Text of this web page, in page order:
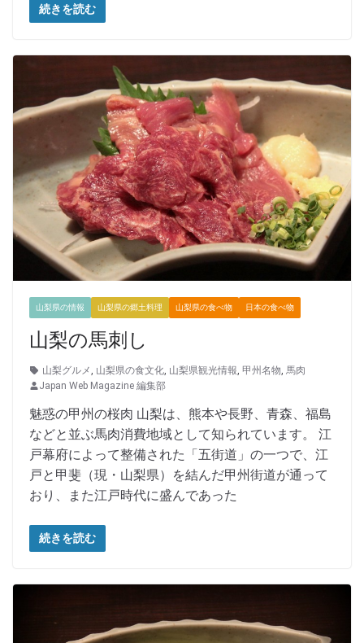
続きを読む
山梨県の情報 山梨県の郷土料理 山梨県の食べ物 日本の食べ物
山梨の馬刺し
山梨グルメ 山梨県の食文化 山梨県観光情報 甲州名物 馬肉
Japan Web Magazine 編集部
魅惑の甲州の桜肉 山梨は、熊本や長野、青森、福島
などと並ぶ馬肉消費地域として知られています。 江
戸幕府によって整備された「五街道」の一つで、江
戸と甲斐（現・山梨県）を結んだ甲州街道が通って
おり、また江戸時代に盛んであった
続きを読む